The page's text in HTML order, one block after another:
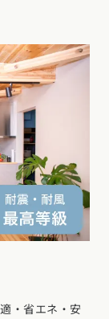
・省エネ・安